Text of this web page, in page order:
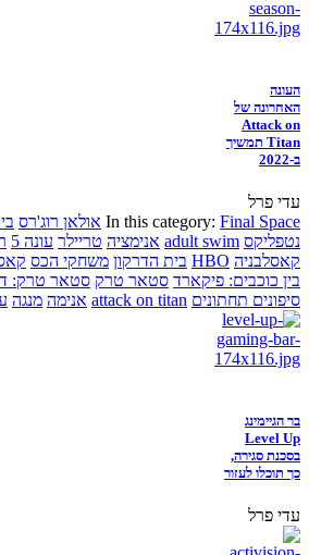
העונה
האחרונה של
Attack on
Titan תמשיך
ב-2022
עדי פרל
In this category: Final Space אולאן רוג'רס
נטפליקס adult swim אנימציה טריילר עונה 5
קאסלבניה HBO בית הדרקון משחקי הכס
בין כוכבים: פיקארד סטאר טרק סטאר טרק:
סיפונים תחתונים attack on titan אנימה מנגה
בר הגיימינג
Level Up
בסכנת סגירה,
כך תוכלו לעזור
עדי פרל